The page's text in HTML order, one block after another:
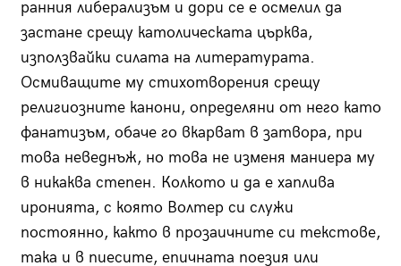
ранния либерализъм и дори се е осмелил да
застане срещу католическата църква,
използвайки силата на литературата.
Осмиващите му стихотворения срещу
религиозните канони, определяни от него като
фанатизъм, обаче го вкарват в затвора, при
това неведнъж, но това не изменя маниера му
в никаква степен. Колкото и да е хаплива
иронията, с която Волтер си служи
постоянно, както в прозаичните си текстове,
така и в пиесите, епичната поезия или